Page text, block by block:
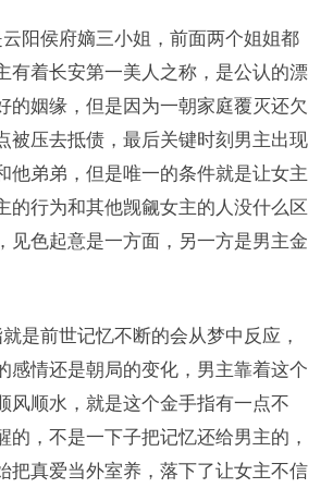
阳侯府嫡三小姐，前面两个姐姐都
有着长安第一美人之称，是公认的漂
的姻缘，但是因为一朝家庭覆灭还欠
被压去抵债，最后关键时刻男主出现
他弟弟，但是唯一的条件就是让女主
的行为和其他觊觎女主的人没什么区
见色起意是一方面，另一方是男主金
是前世记忆不断的会从梦中反应，
感情还是朝局的变化，男主靠着这个
风顺水，就是这个金手指有一点不
的，不是一下子把记忆还给男主的，
把真爱当外室养，落下了让女主不信